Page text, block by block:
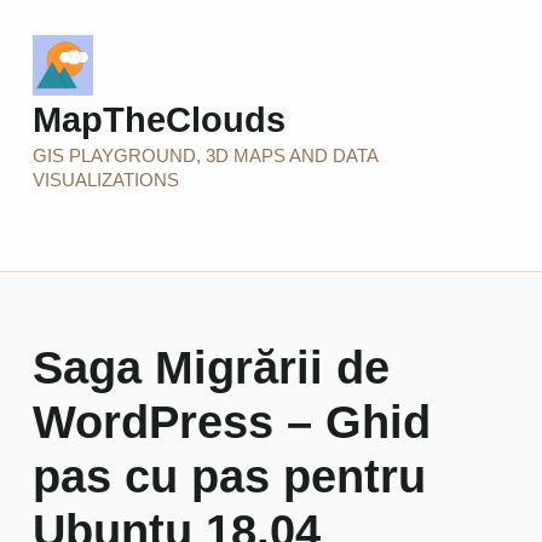
MapTheClouds
GIS PLAYGROUND, 3D MAPS AND DATA
VISUALIZATIONS
Saga Migrării de
WordPress – Ghid
pas cu pas pentru
Ubuntu 18.04